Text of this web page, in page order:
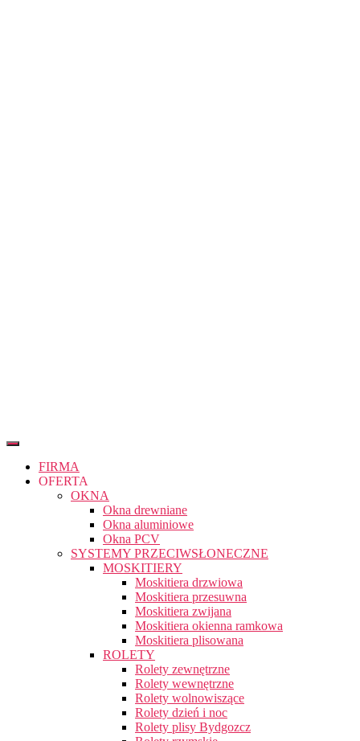
FIRMA
OFERTA
OKNA
Okna drewniane
Okna aluminiowe
Okna PCV
SYSTEMY PRZECIWSŁONECZNE
MOSKITIERY
Moskitiera drzwiowa
Moskitiera przesuwna
Moskitiera zwijana
Moskitiera okienna ramkowa
Moskitiera plisowana
ROLETY
Rolety zewnętrzne
Rolety wewnętrzne
Rolety wolnowiszące
Rolety dzień i noc
Rolety plisy Bydgozcz